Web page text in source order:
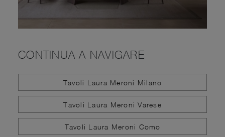
CONTINUA A NAVIGARE
Tavoli Laura Meroni Milano
Tavoli Laura Meroni Varese
Tavoli Laura Meroni Como